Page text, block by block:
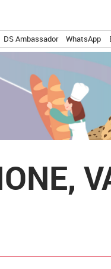
DS Ambassador WhatsApp